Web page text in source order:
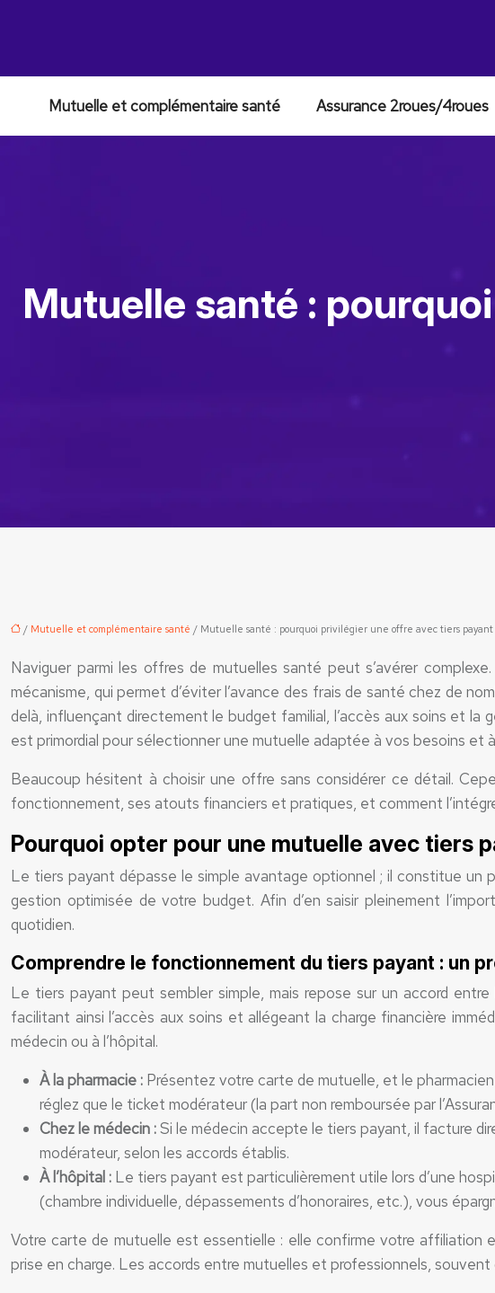
Mutuelle et complémentaire santé Assurance 2roues/4roues
Mutuelle santé :
/ Mutuelle et complémentaire santé / Mutuelle santé : pourquoi privilégier une offre avec tiers payant
Naviguer parmi les offres de mutuelles santé peut s’avérer
mécanisme, qui permet d’éviter l’avance des frais de santé chez de
delà, influençant directement le budget familial, l’accès aux soins et
est primordial pour sélectionner une mutuelle adaptée à vos besoins et
Beaucoup hésitent à choisir une offre sans considérer ce détail.
fonctionnement, ses atouts financiers et pratiques, et comment
Pourquoi opter pour une mutuelle avec tiers
Le tiers payant dépasse le simple avantage optionnel ; il constitue un
gestion optimisée de votre budget. Afin d’en saisir pleinement
quotidien.
Comprendre le fonctionnement du tiers payant : un
Le tiers payant peut sembler simple, mais repose sur un accord
facilitant ainsi l’accès aux soins et allégeant la charge financière
médecin ou à l’hôpital.
À la pharmacie : Présentez votre carte de mutuelle, et le
réglez que le ticket modérateur (la part non remboursée par
Chez le médecin :Si le médecin accepte le tiers payant, il facture
modérateur, selon les accords établis.
À l’hôpital : Le tiers payant est particulièrement utile lors d’une
(chambre individuelle, dépassements d’honoraires, etc.), vous
Votre carte de mutuelle est essentielle : elle confirme votre affiliation
prise en charge. Les accords entre mutuelles et professionnels,